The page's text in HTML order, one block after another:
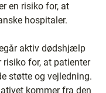
en risiko for, at
hospitaler.
aktiv dødshjælp
risiko for, at patienter
støtte og vejledning.
kommer fra den